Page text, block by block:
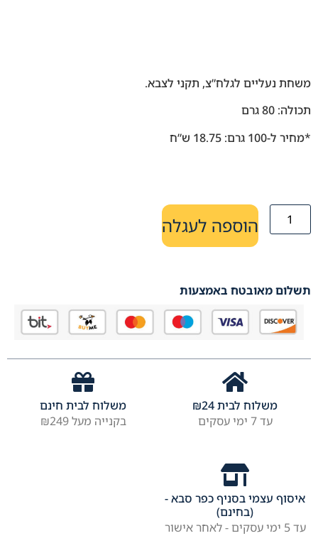
משחת נעליים לגלח”צ, תקני לצבא.
תכולה: 80 גרם
*מחיר ל-100 גרם: 18.75 ש”ח
הוספה לעגלה
תשלום מאובטח באמצעות
משלוח לבית ₪24
עד 7 ימי עסקים
משלוח לבית חינם
בקנייה מעל ₪249
איסוף עצמי בסניף כפר סבא -
(בחינם)
עד 5 ימי עסקים - לאחר אישור